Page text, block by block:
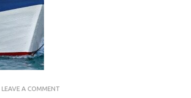
LEAVE A COMMENT